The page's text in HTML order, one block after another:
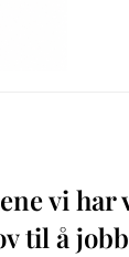
vi
til å